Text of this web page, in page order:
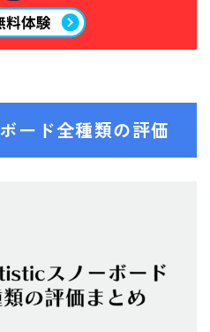
ード全種類の評価